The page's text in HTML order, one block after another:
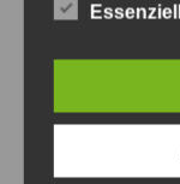
Das könnte
Essenziell